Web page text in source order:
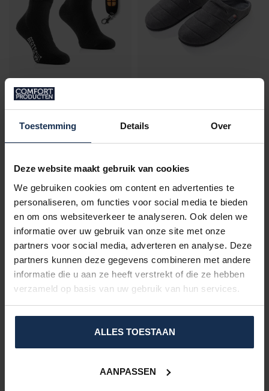
Toestemming Details Over
Deze website maakt gebruik van cookies
We gebruiken cookies om content en advertenties te
personaliseren, om functies voor social media te bieden
en om ons websiteverkeer te analyseren. Ook delen we
informatie over uw gebruik van onze site met onze
partners voor social media, adverteren en analyse. Deze
partners kunnen deze gegevens combineren met andere
informatie die u aan ze heeft verstrekt of die ze hebben
verzameld op basis van uw gebruik van hun services.
ALLES TOESTAAN
AANPASSEN
BERTSCHAT®
HEATED SOCKS PRO -
HEATED SLIPPERS -
BERTSCHAT®
SOCKS ELITE - LONG
BATTERY PACK
BERTSCHAT®
ELITE | HIKING EDITION